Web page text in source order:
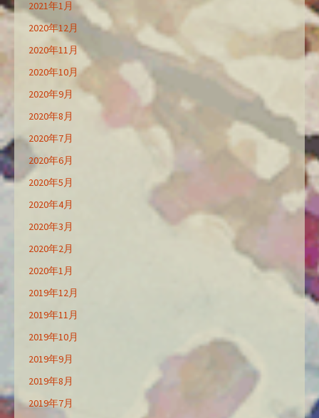
2021年1月
2020年12月
2020年11月
2020年10月
2020年9月
2020年8月
2020年7月
2020年6月
2020年5月
2020年4月
2020年3月
2020年2月
2020年1月
2019年12月
2019年11月
2019年10月
2019年9月
2019年8月
2019年7月